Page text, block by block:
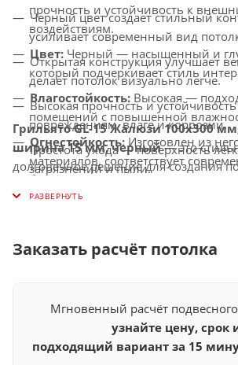
прочность и устойчивость к
воздействиям.
Цвет: Черный — насыщенный и
который подчеркивает стиль
Влагостойкость: Высокая —
помещений с повышенной
Огнестойкость: Изготовлен из
материалов, соответствует
безопасности.
Совместимость с освещением:
осветительными решениями.
Черный цвет создает стильный
усиливает современный вид
Открытая конструкция улучшает
делает потолок визуально легче.
Высокая прочность и
повреждениям, влаге и коррозии.
Простота ухода — поверхность
загрязнений и пыли.
Универсальное применение —
Грильято GL-15 Жалюзи 100x300
ширина 15 мм, черный— это
долговечное решение для создания
современность и элегантность вашего
Заказать расчёт потолка
Мгновенный расчёт
узнайте цену, срок
подходящий вариант за 15